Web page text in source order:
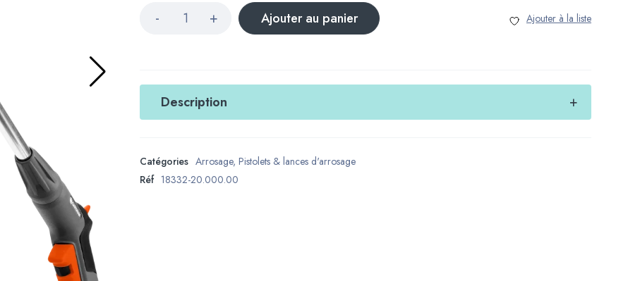
Ajouter au panier
Description
Catégories Arrosage,Pistolets & lances d'arrosage
Réf 18332-20.000.00